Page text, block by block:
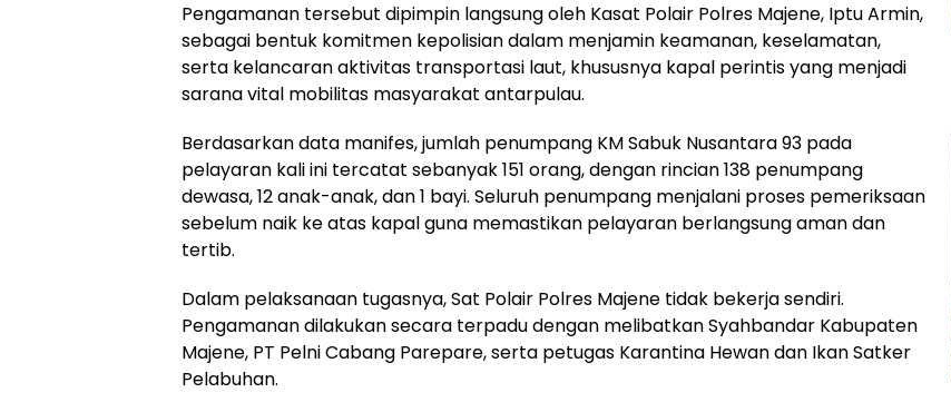
Pengamanan tersebut dipimpin langsung oleh Kasat Polair Polres Majene, Iptu Armin,
sebagai bentuk komitmen kepolisian dalam menjamin keamanan, keselamatan,
serta kelancaran aktivitas transportasi laut, khususnya kapal perintis yang menjadi
sarana vital mobilitas masyarakat antarpulau.
Berdasarkan data manifes, jumlah penumpang KM Sabuk Nusantara 93 pada
pelayaran kali ini tercatat sebanyak 151 orang, dengan rincian 138 penumpang
dewasa, 12 anak-anak, dan 1 bayi. Seluruh penumpang menjalani proses pemeriksaan
sebelum naik ke atas kapal guna memastikan pelayaran berlangsung aman dan
tertib.
Dalam pelaksanaan tugasnya, Sat Polair Polres Majene tidak bekerja sendiri.
Pengamanan dilakukan secara terpadu dengan melibatkan Syahbandar Kabupaten
Majene, PT Pelni Cabang Parepare, serta petugas Karantina Hewan dan Ikan Satker
Pelabuhan.